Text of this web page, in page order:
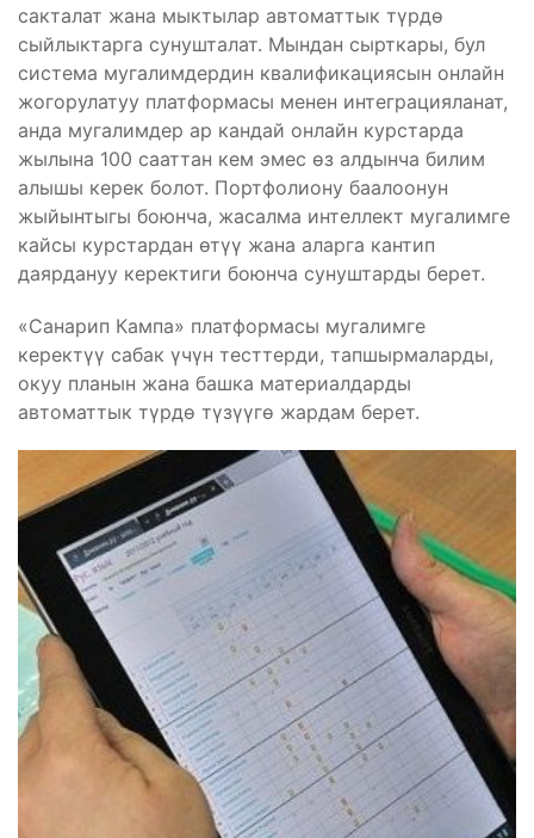
сакталат жана мыктылар автоматтык түрдө
сыйлыктарга сунушталат. Мындан сырткары, бул
система мугалимдердин квалификациясын онлайн
жогорулатуу платформасы менен интеграцияланат,
анда мугалимдер ар кандай онлайн курстарда
жылына 100 сааттан кем эмес өз алдынча билим
алышы керек болот. Портфолиону баалоонун
жыйынтыгы боюнча, жасалма интеллект мугалимге
кайсы курстардан өтүү жана аларга кантип
даярдануу керектиги боюнча сунуштарды берет.
«Санарип Кампа» платформасы мугалимге
керектүү сабак үчүн тесттерди, тапшырмаларды,
окуу планын жана башка материалдарды
автоматтык түрдө түзүүгө жардам берет.